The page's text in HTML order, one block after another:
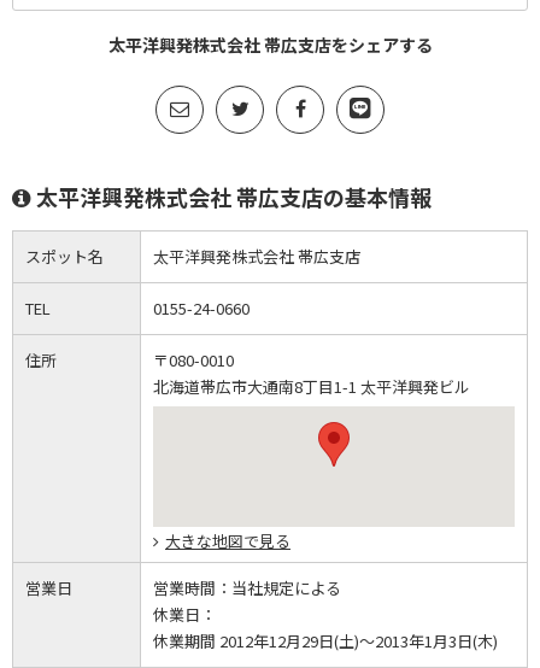
太平洋興発株式会社 帯広支店をシェアする
太平洋興発株式会社 帯広支店の基本情報
スポット名 太平洋興発株式会社 帯広支店
TEL 0155-24-0660
住所
〒080-0010
北海道帯広市大通南8丁目1-1 太平洋興発ビル
大きな地図で見る
営業日 営業時間： 当社規定による
休業日：
休業期間 2012年12月29日(土)～2013年1月3日(木)